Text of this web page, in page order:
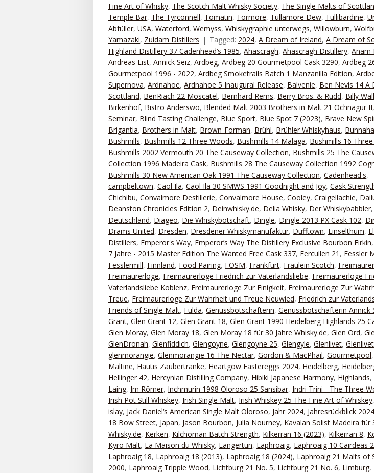
Fine Art of Whisky, The Scotch Malt Whisky Society, The Single Malts of
Temple Bar, The Tyrconnell, Tomatin, Tormore, Tullamore Dew, Tullibardine,
Abfüller, USA, Waterford, Wemyss, Whiskygraphie unterwegs, Willowburn,
Yamazaki, Zuidam Distillers Tagged: 2024, A Dream of Ireland, A Dream of
Highland Distillery 37 Cadenhead‘s 1985, Ahascragh, Ahascragh Distillery, Anam
Andreas List, Annick Seiz, Ardbeg, Ardbeg 20 Gourmetpool Cask 3290, Ardbeg
Gourmetpool 1996 - 2022, Ardbeg Smoketrails Batch 1 Manzanilla Edition,
Supernova, Ardnahoe, Ardnahoe 5 Inaugural Release, Balvenie, Ben Nevis 14 A
Scottland, BenRiach 22 Moscatel, Bernhard Rems, Berry Bros. & Rudd, Billy
Birkenhof, Bistro Anderswo, Blended Malt 2003 Brothers in Malt 21 Ochnagur II,
Seminar, Blind Tasting Challenge, Blue Sport, Blue Spot 7 (2023), Brave New
Brigantia, Brothers in Malt, Brown-Forman, Brühl, Brühler Whiskyhaus,
Bushmills, Bushmills 12 Three Woods, Bushmills 14 Malaga, Bushmills 16
Bushmills 2002 Vermouth 20 The Causeway Collection, Bushmills 25 The
Collection 1996 Madeira Cask, Bushmills 28 The Causeway Collection 1992
Bushmills 30 New American Oak 1991 The Causeway Collection, Cadenhead's,
campbeltown, Caol Ila, Caol Ila 30 SMWS 1991 Goodnight and Joy, Cask
Chichibu, Convalmore Destillerie, Convalmore House, Cooley, Craigellachie,
Deanston Chronicles Edition 2, Deinwhisky.de, Delia Whisky, Der Whiskybabbler,
Deutschland, Diageo, Die Whiskybotschaft, Dingle, Dingle 2013 PX Cask 102,
Drams United, Dresden, Dresdener Whiskymanufaktur, Dufftown, Einselthum,
Distillers, Emperor's Way, Emperor’s Way The Distillery Exclusive Bourbon Firkin,
7 Jahre - 2015 Master Edition The Wanted Free Cask 337, Fercullen 21 , Fessler
Fesslermill, Finnland, Food Pairing, FOSM, Frankfurt, Fräulein Scotch, Freimaurer
Freimaurerloge, Freimaurerloge Friedrich zur Vaterlandsliebe, Freimaurerloge
Vaterlandsliebe Koblenz, Freimaurerloge Zur Einigkeit, Freimaurerloge Zur
Treue, Freimaurerloge Zur Wahrheit und Treue Neuwied, Friedrich zur
Friends of Single Malt, Fulda, Genussbotschafterin, Genussbotschafterin Annick
Grant, Glen Grant 12, Glen Grant 18, Glen Grant 1990 Heidelberg Highlands 25
Glen Moray, Glen Moray 18, Glen Moray 18 für 30 Jahre Whisky.de, Glen Ord,
GlenDronah, Glenfiddich, Glengoyne, Glengoyne 25, Glengyle, Glenlivet,
glenmorangie, Glenmorangie 16 The Nectar, Gordon & MacPhail, Gourmetpool,
Maltine, Hautis Zaubertränke, Heartgow Eastereggs 2024, Heidelberg,
Hellinger 42, Hercynian Distilling Company, Hibiki Japanese Harmony, Highlands,
Laing, Im Römer, Inchmurin 1998 Oloroso 25 Sansibar, Indri Trini - The Three
Irish Pot Still Whiskey, Irish Single Malt, Irish Whiskey 25 The Fine Art of Whiskey,
islay, Jack Daniel‘s American Single Malt Oloroso, Jahr 2024, Jahresrückblick 2024
18 Bow Street, Japan, Jason Bourbon, Julia Nourney, Kavalan Solist Madeira für
Whisky.de, Kerken, Kilchoman Batch Strength, Kilkerran 16 (2023), Kilkerran 8,
Kyrö Malt, La Maison du Whisky, Langertun, Laphroaig, Laphroaig 10 Cairdeas
Laphroaig 18, Laphroaig 18 (2013), Laphroaig 18 (2024), Laphroaig 21 Malts of
2000, Laphroaig Tripple Wood, Lichtburg 21 No. 5, Lichtburg 21 No. 6, Limburg,